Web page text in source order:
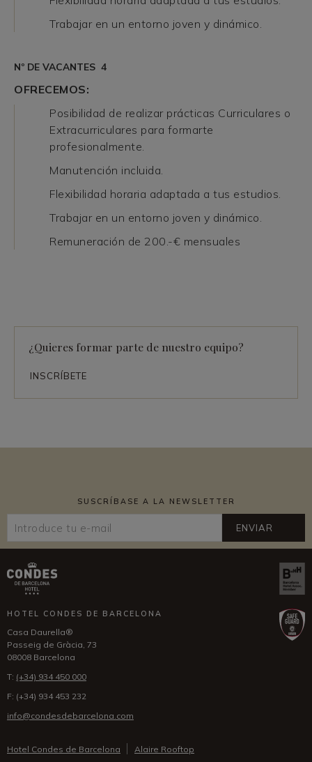
Trabajar en un entorno joven y dinámico.
Nº DE VACANTES 4
OFRECEMOS:
Posibilidad de realizar prácticas Curriculares o
Extracurriculares para formarte
profesionalmente.
Manutención incluida.
Flexibilidad horaria adaptada a tus estudios.
Trabajar en un entorno joven y dinámico.
Remuneración de 200.-€ mensuales
¿Quieres formar parte de nuestro equipo?
INSCRÍBETE
SUSCRÍBASE A LA NEWSLETTER
ENVIAR
HOTEL CONDES DE BARCELONA
Casa Daurella®
Passeig de Gràcia, 73
08008 Barcelona
T: (+34) 934 450 000
F: (+34) 934 453 232
info@condesdebarcelona.com
Hotel Condes de Barcelona Alaire Rooftop